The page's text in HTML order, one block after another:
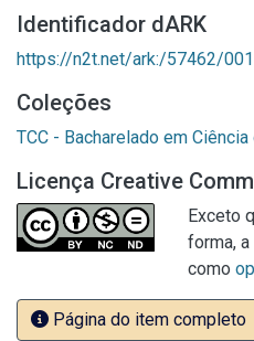
Identificador dARK
https://n2t.net/ark:/57462/
Coleções
TCC - Bacharelado em
Licença Creative
Exceto
forma,
como
Página do item completo